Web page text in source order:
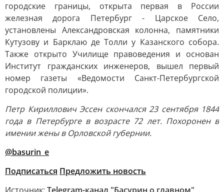
городские границы, открыта первая в России
железная дорога Петербург - Царское Село,
установлены Александровская колонна, памятники
Кутузову и Барклаю де Толли у Казанского собора.
Также открыто Училище правоведения и основан
Институт гражданских инженеров, вышел первый
номер газеты «Ведомости Санкт-Петербургской
городской полиции».
Петр Кириллович Эссен скончался 23 сентября 1844
года в Петербурге в возрасте 72 лет. Похоронен в
имении жены в Орловской губернии.
@basurin_e
Подписаться Предложить новость